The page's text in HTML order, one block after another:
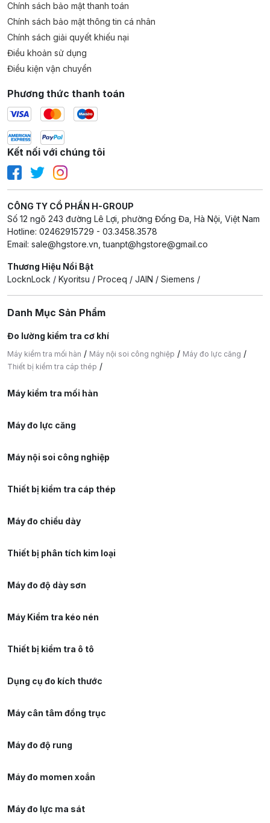
Chính sách bảo mật thanh toán
Chính sách bảo mật thông tin cá nhân
Chính sách giải quyết khiếu nại
Điều khoản sử dụng
Điều kiện vận chuyển
Phương thức thanh toán
Kết nối với chúng tôi
CÔNG TY CỔ PHẦN H-GROUP
Số 12 ngõ 243 đường Lê Lợi, phường Đống Đa, Hà Nội, Việt Nam
Hotline: 02462915729 - 03.3458.3578
Email: sale@hgstore.vn, tuanpt@hgstore@gmail.co
Thương Hiệu Nổi Bật
LocknLock / Kyoritsu / Proceq / JAIN / Siemens /
Danh Mục Sản Phẩm
Đo lường kiểm tra cơ khí
Máy kiểm tra mối hàn / Máy nội soi công nghiệp / Máy đo lực căng /
Thiết bị kiểm tra cáp thép /
Máy kiểm tra mối hàn
Máy đo lực căng
Máy nội soi công nghiệp
Thiết bị kiểm tra cáp thép
Máy đo chiều dày
Thiết bị phân tích kim loại
Máy đo độ dày sơn
Máy Kiểm tra kéo nén
Thiết bị kiểm tra ô tô
Dụng cụ đo kích thước
Máy cân tâm đồng trục
Máy đo độ rung
Máy đo momen xoắn
Máy đo lực ma sát